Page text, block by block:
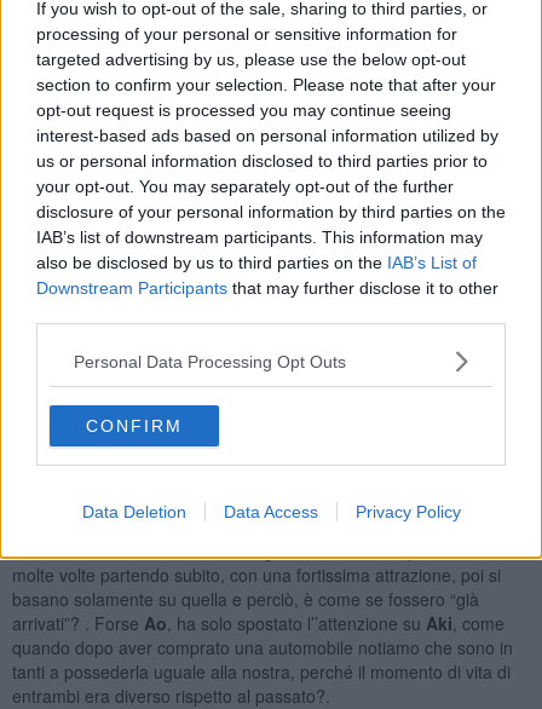
If you wish to opt-out of the sale, sharing to third parties, or
processing of your personal or sensitive information for
targeted advertising by us, please use the below opt-out
section to confirm your selection. Please note that after your
opt-out request is processed you may continue seeing
interest-based ads based on personal information utilized by
us or personal information disclosed to third parties prior to
your opt-out. You may separately opt-out of the further
disclosure of your personal information by third parties on the
IAB’s list of downstream participants. This information may
also be disclosed by us to third parties on the IAB’s List of
Downstream Participants that may further disclose it to other
Personal Data Processing Opt Outs
CONFIRM
Data Deletion Data Access Privacy Policy
di continuo in ogni momento e con qualunque scusa ma anche
senza scuse. Sensazioni lievi per abituare una pelle, fino a sigillare
le labbra, in un bacio.
A fine della serata, una volta sola,Akisi sente smarrita e stordita.
Notte in bianco di pensieri utili e inutili. La paura è quella di soffrire
di nuovo, avendo raccolto nel suo album delle figurine una serie di
incontri sbagliati. Ao entra in punta di piedi ma non arresta il suo
avanzare, per dare ad Aki e per donarsi reciprocamente un po’ di
bene, lo stesso bene che entrambi, cercano da tempo. Si sono
rivisti, si sono baciati incuranti della gente, in una dimensione dove
l’esistere, era stato riservato ai loro corpi e alle loro anime . Si gode
il momento di adesso rispetto al senno di poi, la scienza esatta, che
riflessione sul significato dell’attrazione. Tutti sappiamo che è
qualcosa che accade. Com’è scattata in lei forse è facile intuirlo
soprattutto perché alle donne non basta solo l’aspetto fisico e Aki
aveva già fantasticato su di lui, ma la domanda da porsi è: “Come è
scattata in lui, dopo dieci anni?. Come può succedere?. Perché?”.
Sappiamo che nel cervello accade qualcosa nel momento che
siamo attratti da un’altra persona e che ci sono sensazioni che si
molte volte partendo subito, con una fortissima attrazione, poi si
basano solamente su quella e perciò, è come se fossero “già
arrivati”? . Forse Ao , ha solo spostato l’’attenzione su Aki , come
quando dopo aver comprato una automobile notiamo che sono in
tanti a possederla uguale alla nostra, perché il momento di vita di
entrambi era diverso rispetto al passato?.